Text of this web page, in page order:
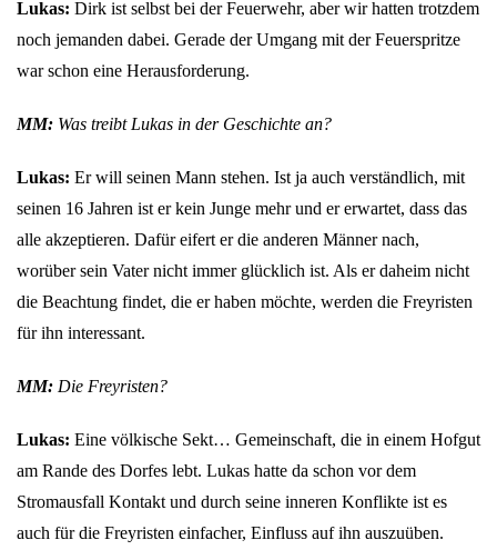
Lukas: Dirk ist selbst bei der Feuerwehr, aber wir hatten trotzdem
noch jemanden dabei. Gerade der Umgang mit der Feuerspritze
war schon eine Herausforderung.
MM: Was treibt Lukas in der Geschichte an?
Lukas: Er will seinen Mann stehen. Ist ja auch verständlich, mit
seinen 16 Jahren ist er kein Junge mehr und er erwartet, dass das
alle akzeptieren. Dafür eifert er die anderen Männer nach,
worüber sein Vater nicht immer glücklich ist. Als er daheim nicht
die Beachtung findet, die er haben möchte, werden die Freyristen
für ihn interessant.
MM: Die Freyristen?
Lukas: Eine völkische Sekt… Gemeinschaft, die in einem Hofgut
am Rande des Dorfes lebt. Lukas hatte da schon vor dem
Stromausfall Kontakt und durch seine inneren Konflikte ist es
auch für die Freyristen einfacher, Einfluss auf ihn auszuüben.